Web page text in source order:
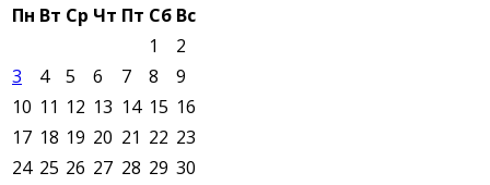
Пн Вт Ср Чт Пт Сб Вс
1
2
3
4 5 6 7 8
9
10 11 12 13 14 15 16
17 18 19 20 21 22 23
24 25 26 27 28 29 30